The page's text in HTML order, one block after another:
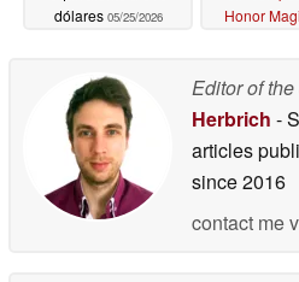
dólares 05/25/2026
Honor
Editor of the
Herbrich -
articles
since 2016
contact me